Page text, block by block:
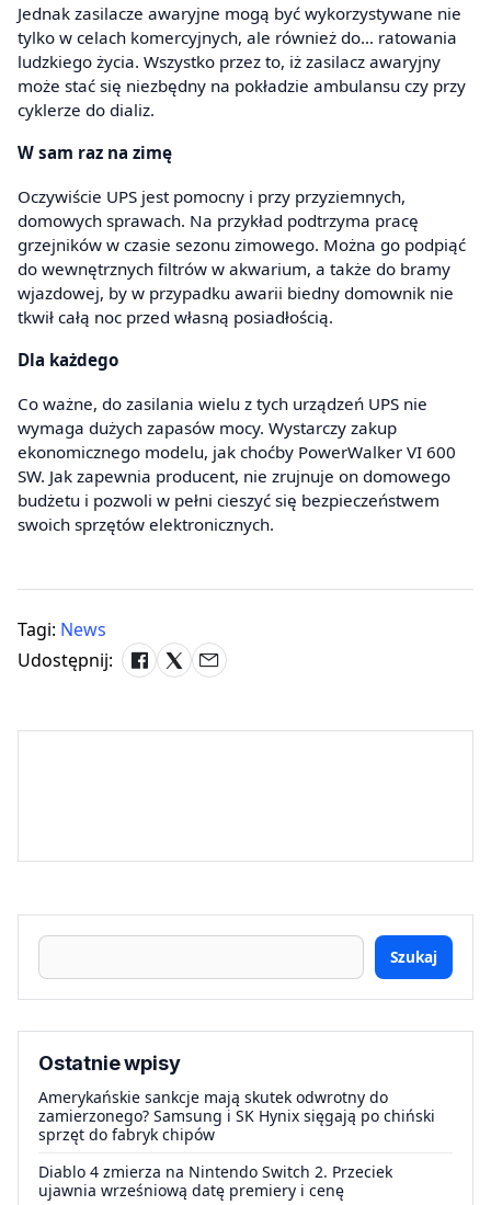
Jednak zasilacze awaryjne mogą być wykorzystywane nie
tylko w celach komercyjnych, ale również do… ratowania
ludzkiego życia. Wszystko przez to, iż zasilacz awaryjny
może stać się niezbędny na pokładzie ambulansu czy przy
cyklerze do dializ.
W sam raz na zimę
Oczywiście UPS jest pomocny i przy przyziemnych,
domowych sprawach. Na przykład podtrzyma pracę
grzejników w czasie sezonu zimowego. Można go podpiąć
do wewnętrznych filtrów w akwarium, a także do bramy
wjazdowej, by w przypadku awarii biedny domownik nie
tkwił całą noc przed własną posiadłością.
Dla każdego
Co ważne, do zasilania wielu z tych urządzeń UPS nie
wymaga dużych zapasów mocy. Wystarczy zakup
ekonomicznego modelu, jak choćby PowerWalker VI 600
SW. Jak zapewnia producent, nie zrujnuje on domowego
budżetu i pozwoli w pełni cieszyć się bezpieczeństwem
swoich sprzętów elektronicznych.
Tagi: News
Udostępnij:
Szukaj
Ostatnie wpisy
Amerykańskie sankcje mają skutek odwrotny do
zamierzonego? Samsung i SK Hynix sięgają po chiński
sprzęt do fabryk chipów
Diablo 4 zmierza na Nintendo Switch 2. Przeciek
ujawnia wrześniową datę premiery i cenę